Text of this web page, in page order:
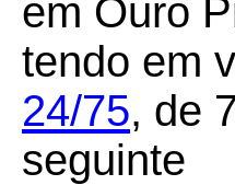
em Ouro
tendo em
24/75, de
seguinte